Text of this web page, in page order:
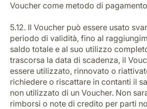
Voucher come metodo di
5.12. Il Voucher può essere usato
periodo di validità, fino al
saldo totale e al suo utilizzo
trascorsa la data di scadenza, il
essere utilizzato, rinnovato o
richiedere o riscattare in contanti il
non utilizzato di un Voucher. Non
rimborsi o note di credito per parti